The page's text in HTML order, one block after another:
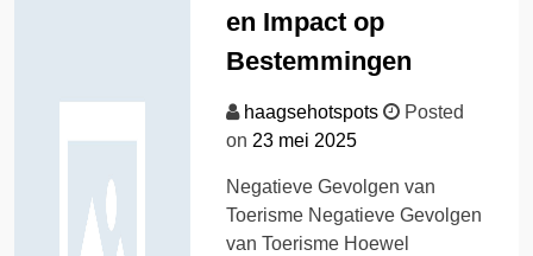
en Impact op
Bestemmingen
haagsehotspots
Posted
on23 mei 2025
Negatieve Gevolgen van
Toerisme Negatieve Gevolgen
van Toerisme Hoewel